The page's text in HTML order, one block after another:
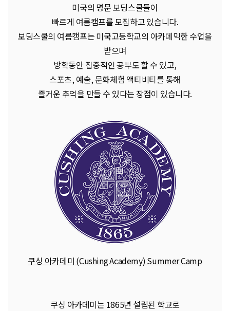
미국의 명문 보딩스쿨들이
빠르게 여름캠프를 모집하고 있습니다.
보딩스쿨의 여름캠프는 미국고등학교의 아카데믹한 수업을
받으며
방학동안 집중적인 공부도 할 수 있고,
스포츠, 예술, 문화체험 액티비티를 통해
즐거운 추억을 만들 수 있다는 장점이 있습니다.
쿠싱 아카데미 (Cushing Academy) Summer Camp
쿠싱 아카데미는 1865년 설립된 학교로